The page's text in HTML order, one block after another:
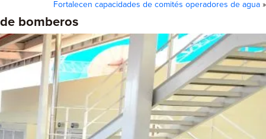
Fortalecen capacidades de comités operadores de agua »
bomberos